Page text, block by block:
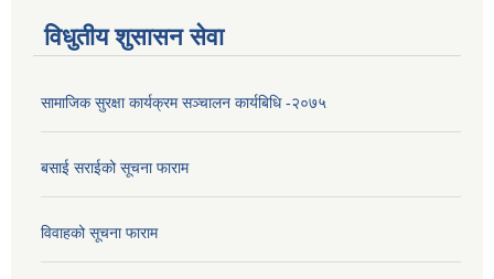
विधुतीय शुसासन सेवा
सामाजिक सुरक्षा कार्यक्रम सञ्चालन कार्यबिधि -२०७५
बसाई सराईको सूचना फाराम
विवाहको सूचना फाराम